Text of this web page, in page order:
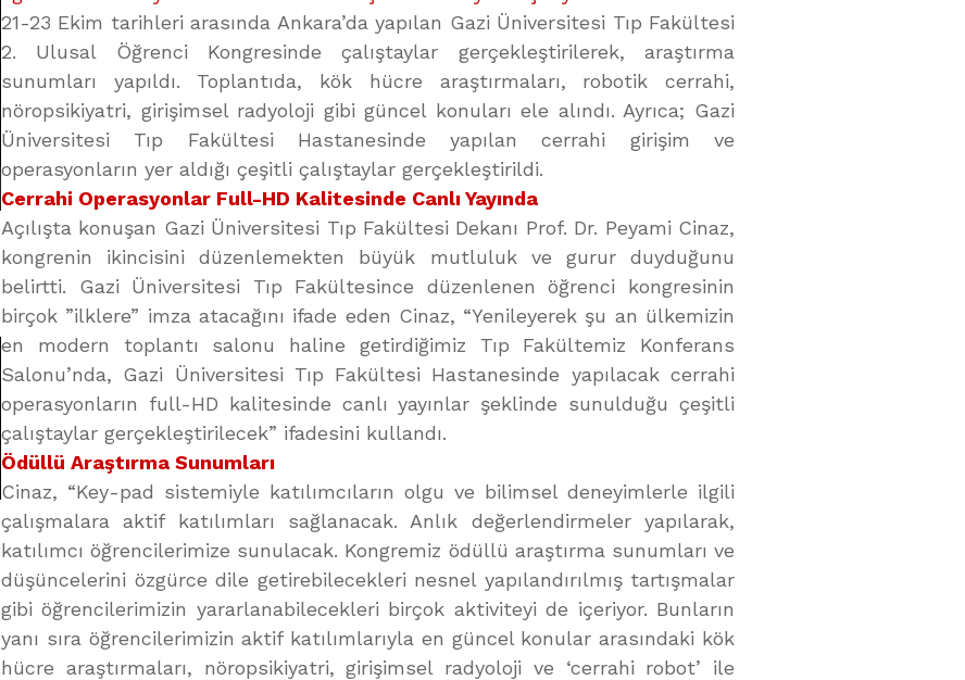
21-23 Ekim tarihleri arasında Ankara’da yapılan Gazi Üniversitesi Tıp Fakültesi
2. Ulusal Öğrenci Kongresinde çalıştaylar gerçekleştirilerek, araştırma
sunumları yapıldı. Toplantıda, kök hücre araştırmaları, robotik cerrahi,
nöropsikiyatri, girişimsel radyoloji gibi güncel konuları ele alındı. Ayrıca; Gazi
Üniversitesi Tıp Fakültesi Hastanesinde yapılan cerrahi girişim ve
operasyonların yer aldığı çeşitli çalıştaylar gerçekleştirildi.
Cerrahi Operasyonlar Full-HD Kalitesinde Canlı Yayında
Açılışta konuşan Gazi Üniversitesi Tıp Fakültesi Dekanı Prof. Dr. Peyami Cinaz,
kongrenin ikincisini düzenlemekten büyük mutluluk ve gurur duyduğunu
belirtti. Gazi Üniversitesi Tıp Fakültesince düzenlenen öğrenci kongresinin
birçok ”ilklere” imza atacağını ifade eden Cinaz, “Yenileyerek şu an ülkemizin
en modern toplantı salonu haline getirdiğimiz Tıp Fakültemiz Konferans
Salonu’nda, Gazi Üniversitesi Tıp Fakültesi Hastanesinde yapılacak cerrahi
operasyonların full-HD kalitesinde canlı yayınlar şeklinde sunulduğu çeşitli
çalıştaylar gerçekleştirilecek” ifadesini kullandı.
Ödüllü Araştırma Sunumları
Cinaz, “Key-pad sistemiyle katılımcıların olgu ve bilimsel deneyimlerle ilgili
çalışmalara aktif katılımları sağlanacak. Anlık değerlendirmeler yapılarak,
katılımcı öğrencilerimize sunulacak. Kongremiz ödüllü araştırma sunumları ve
düşüncelerini özgürce dile getirebilecekleri nesnel yapılandırılmış tartışmalar
gibi öğrencilerimizin yararlanabilecekleri birçok aktiviteyi de içeriyor. Bunların
yanı sıra öğrencilerimizin aktif katılımlarıyla en güncel konular arasındaki kök
hücre araştırmaları, nöropsikiyatri, girişimsel radyoloji ve ‘cerrahi robot’ ile